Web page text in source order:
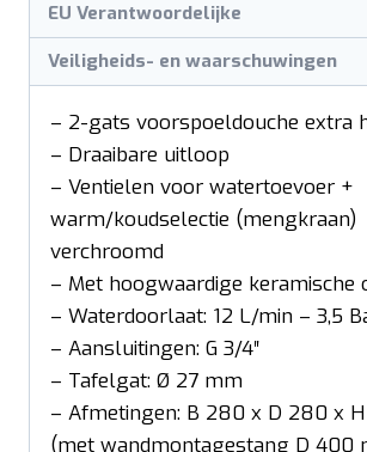
EU Verantwoordelijke
Veiligheids- en waarschuwingen
– 2-gats voorspoeldouche extra
– Draaibare uitloop
– Ventielen voor watertoevoer +
warm/koudselectie (mengkraan)
verchroomd
– Met hoogwaardige keramische
– Waterdoorlaat: 12 L/min – 3,5
– Aansluitingen: G 3/4″
– Tafelgat: Ø 27 mm
– Afmetingen: B 280 x D 280 x
(met wandmontagestang D 400